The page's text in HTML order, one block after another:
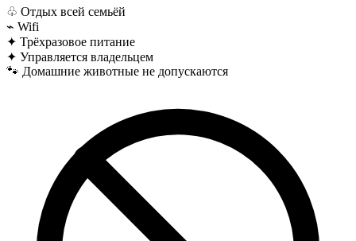
♧ Отдых всей семьёй
⌁ Wifi
✦ Трёхразовое питание
✦ Управляется владельцем
🐾 Домашние животные не допускаются